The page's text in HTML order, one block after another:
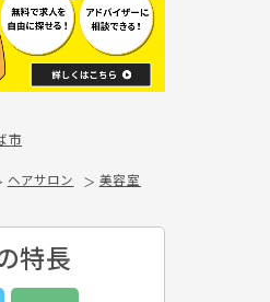
市
ヘアサロン 美容室
特長